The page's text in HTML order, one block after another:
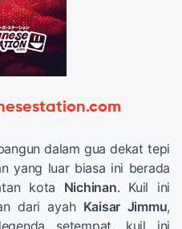
dalam gua dekat tepi
yang luar biasa ini berada
kota Nichinan. Kuil ini
dari ayah Kaisar Jimmu,
setempat, kuil ini